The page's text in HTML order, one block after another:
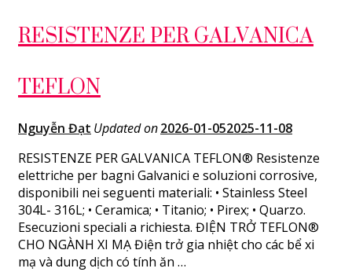
RESISTENZE PER GALVANICA
TEFLON
Nguyễn Đạt Updated on2026-01-052025-11-08
RESISTENZE PER GALVANICA TEFLON® Resistenze
elettriche per bagni Galvanici e soluzioni corrosive,
disponibili nei seguenti materiali: • Stainless Steel
304L- 316L; • Ceramica; • Titanio; • Pirex; • Quarzo.
Esecuzioni speciali a richiesta. ĐIỆN TRỞ TEFLON®
CHO NGÀNH XI MẠ Điện trở gia nhiệt cho các bể xi
mạ và dung dịch có tính ăn …